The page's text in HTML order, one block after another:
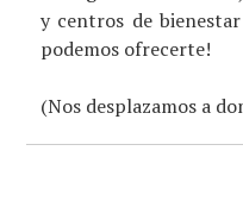
y centros de
podemos ofrecerte!
(Nos desplazamos a